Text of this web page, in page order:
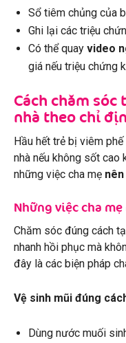
Sổ tiêm chủng của
Ghi lại các triệu
Có thể quay video
giá nếu triệu chứng
Cách chăm
nhà theo chỉ
Hầu hết trẻ bị viêm
nhà nếu không sốt cao
những việc cha mẹ nên
Những việc cha
Chăm sóc đúng cách
nhanh hồi phục mà
đây là các biện pháp
Vệ sinh mũi đúng
Dùng nước muối